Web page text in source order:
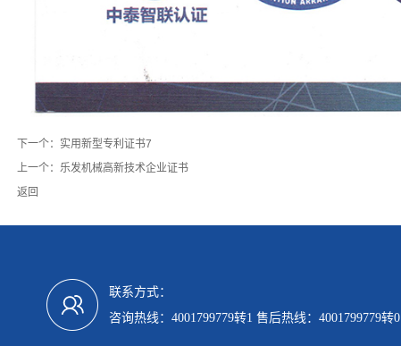
下一个： 实用新型专利证书7
上一个： 乐发机械高新技术企业证书
返回
联系方式：
咨询热线：4001799779转1 售后热线：4001799779转0